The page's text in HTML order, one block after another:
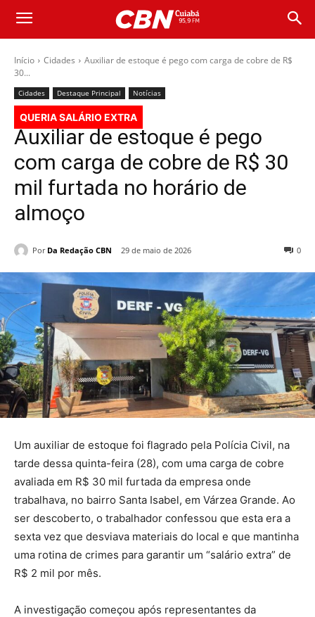
Início Cidades
Auxiliar de estoque é pego com carga de cobre de R$
30...
Cidades Destaque Principal Notícias
QUERIA SALÁRIO EXTRA
Auxiliar de estoque é pego
com carga de cobre de R$ 30
mil furtada no horário de
almoço
Por Da Redação CBN 29 de maio de 2026 0
Um auxiliar de estoque foi flagrado pela Polícia Civil, na
tarde dessa quinta-feira (28), com uma carga de cobre
avaliada em R$ 30 mil furtada da empresa onde
trabalhava, no bairro Santa Isabel, em Várzea Grande. Ao
ser descoberto, o trabalhador confessou que esta era a
sexta vez que desviava materiais do local e que mantinha
uma rotina de crimes para garantir um “salário extra” de
R$ 2 mil por mês.
A investigação começou após representantes da